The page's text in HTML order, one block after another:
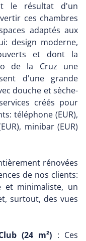
le résultat d'un
ces chambres
adaptés aux
design moderne,
et dont la
de la Cruz une
d'une grande
douche et sèche-
créés pour
téléphone (EUR),
minibar (EUR)
rénovées
de nos clients:
et minimaliste, un
surtout, des vues
(24 m²) : Ces